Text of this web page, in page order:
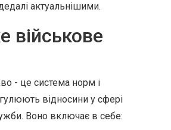
актуальнішими.
військове
- це система норм і
відносини у сфері
Воно включає в себе: